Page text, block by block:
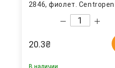
2846, фиолет. Centropen
20.3₴